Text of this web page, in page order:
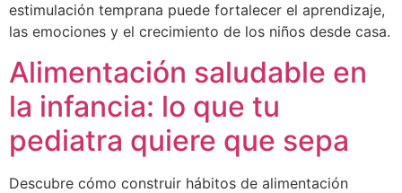
estimulación temprana puede fortalecer el aprendizaje,
las emociones y el crecimiento de los niños desde casa.
Alimentación saludable en
la infancia: lo que tu
pediatra quiere que sepa
Descubre cómo construir hábitos de alimentación